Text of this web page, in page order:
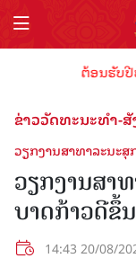
ຕ້ອນຮັບປີທ່
ຂ່າວວັດທະນະທຳ-
ວຽກງານສາທາລະນະ
ວຽກງານສາ
ບາດກ້າວດີຂຶ້
14:43 20/08/